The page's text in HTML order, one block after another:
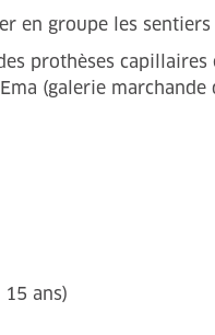
en groupe les
prothèses
(galerie marchande
ans)